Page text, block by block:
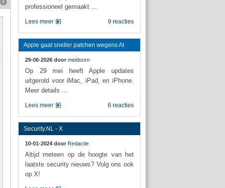
professioneel gemaakt ...
9 reacties
Lees meer
Apple gaat sneller patchen wegens AI
29-06-2026 door meidoorn
Op 29 mei heeft Apple updates
uitgerold voor iMac, iPad, en iPhone.
Meer details ...
6 reacties
Lees meer
Security.NL - X
10-01-2024 door Redactie
Altijd meteen op de hoogte van het
laatste security nieuws? Volg ons ook
op X!